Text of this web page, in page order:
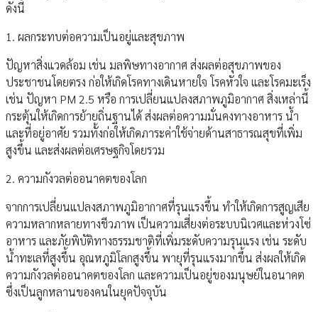
ดังนี้
1. ผลกระทบต่อความเป็นอยู่และสุขภาพ
ปัญหาสิ่งแวดล้อม เช่น มลพิษทางอากาศ ส่งผลต่อสุขภาพของ
ประชาชนโดยตรง ก่อให้เกิดโรคทางเดินหายใจ โรคหัวใจ และโรคมะเร็ง
เช่น ปัญหา PM 2.5 หรือ การเปลี่ยนแปลงสภาพภูมิอากาศ สิ่งเหล่านี้
กระตุ้นให้เกิดการย้ายถิ่นฐานได้ ส่งผลต่อความมั่นคงทางอาหาร น้ำ
และที่อยู่อาศัย รวมทั้งก่อให้เกิดภาระค่าใช้จ่ายด้านสาธารณสุขที่เพิ่ม
สูงขึ้น และส่งผลต่อเศรษฐกิจโดยรวม
2. ความกังวลต่ออนาคตของโลก
จากการเปลี่ยนแปลงสภาพภูมิอากาศที่รุนแรงขึ้น ทำให้เกิดการสูญเสีย
ความหลากหลายทางชีวภาพ เป็นความเสี่ยงต่อระบบนิเวศและห่วงโซ่
อาหาร และภัยพิบัติทางธรรมชาติที่เพิ่มระดับความรุนแรง เช่น ระดับ
น้ำทะเลที่สูงขึ้น อุณหภูมิโลกสูงขึ้น พายุที่รุนแรงมากขึ้น ส่งผลให้เกิด
ความกังวลต่ออนาคตของโลก และความเป็นอยู่ของมนุษย์ในอนาคต
ซึ่งเป็นลูกหลานของคนในยุคปัจจุบัน